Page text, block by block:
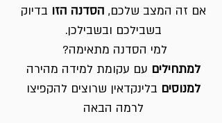
אם זה המצב שלכם, הסדנה הזו בדיוק
בשבילכם ובשבילכן.
למי הסדנה מתאימה?
למתחילים עם עקומת למידה מהירה
למנוסים בלינקדאין שרוצים להקפיצו
לרמה הבאה